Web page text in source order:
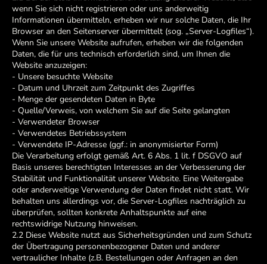
wenn Sie sich nicht registrieren oder uns anderweitig
Informationen übermitteln, erheben wir nur solche Daten, die Ihr
Browser an den Seitenserver übermittelt (sog. „Server-Logfiles“).
Wenn Sie unsere Website aufrufen, erheben wir die folgenden
Daten, die für uns technisch erforderlich sind, um Ihnen die
Website anzuzeigen:
- Unsere besuchte Website
- Datum und Uhrzeit zum Zeitpunkt des Zugriffes
- Menge der gesendeten Daten in Byte
- Quelle/Verweis, von welchem Sie auf die Seite gelangten
- Verwendeter Browser
- Verwendetes Betriebssystem
- Verwendete IP-Adresse (ggf.: in anonymisierter Form)
Die Verarbeitung erfolgt gemäß Art. 6 Abs. 1 lit. f DSGVO auf
Basis unseres berechtigten Interesses an der Verbesserung der
Stabilität und Funktionalität unserer Website. Eine Weitergabe
oder anderweitige Verwendung der Daten findet nicht statt. Wir
behalten uns allerdings vor, die Server-Logfiles nachträglich zu
überprüfen, sollten konkrete Anhaltspunkte auf eine
rechtswidrige Nutzung hinweisen.
2.2 Diese Website nutzt aus Sicherheitsgründen und zum Schutz
der Übertragung personenbezogener Daten und anderer
vertraulicher Inhalte (z.B. Bestellungen oder Anfragen an den